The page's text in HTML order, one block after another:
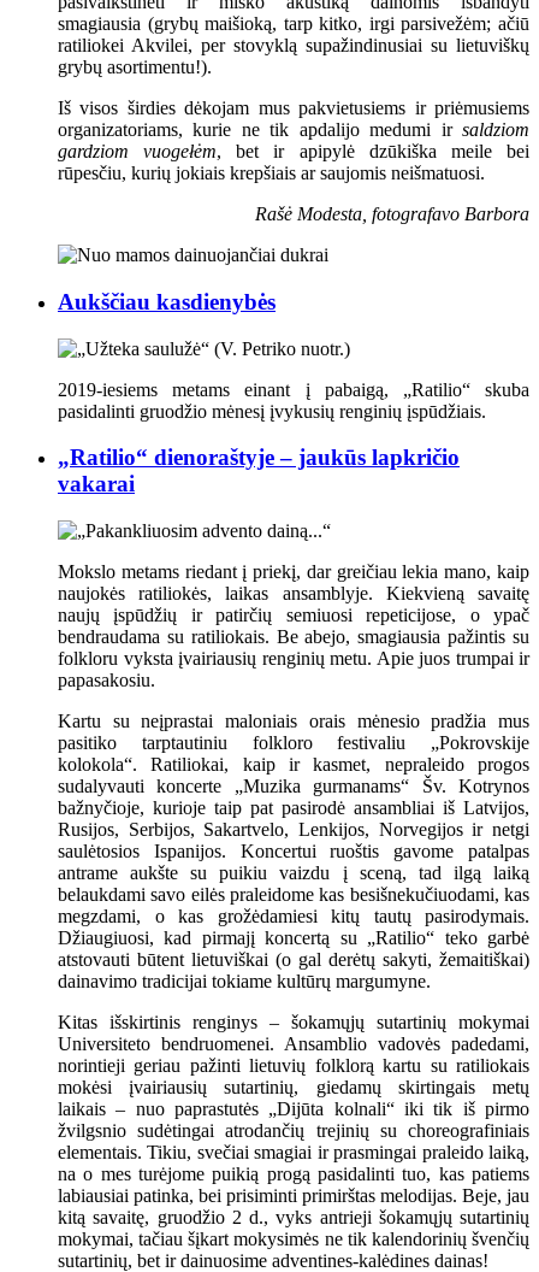
smagiausia (grybų maišioką, tarp kitko, irgi parsivežėm; ačiū
ratiliokei Akvilei, per stovyklą supažindinusiai su lietuviškų
grybų asortimentu!).
Iš visos širdies dėkojam mus pakvietusiems ir priėmusiems
organizatoriams, kurie ne tik apdalijo medumi ir saldziom
gardziom vuogełėm, bet ir apipylė dzūkiška meile bei
rūpesčiu, kurių jokiais krepšiais ar saujomis neišmatuosi.
Rašė Modesta, fotografavo Barbora
Aukščiau kasdienybės
2019-iesiems metams einant į pabaigą, „Ratilio“ skuba
pasidalinti gruodžio mėnesį įvykusių renginių įspūdžiais.
„Ratilio“ dienoraštyje – jaukūs lapkričio
vakarai
Mokslo metams riedant į priekį, dar greičiau lekia mano, kaip
naujokės ratiliokės, laikas ansamblyje. Kiekvieną savaitę
naujų įspūdžių ir patirčių semiuosi repeticijose, o ypač
bendraudama su ratiliokais. Be abejo, smagiausia pažintis su
folkloru vyksta įvairiausių renginių metu. Apie juos trumpai ir
papasakosiu.
Kartu su neįprastai maloniais orais mėnesio pradžia mus
pasitiko tarptautiniu folkloro festivaliu „Pokrovskije
kolokola“. Ratiliokai, kaip ir kasmet, nepraleido progos
sudalyvauti koncerte „Muzika gurmanams“ Šv. Kotrynos
bažnyčioje, kurioje taip pat pasirodė ansambliai iš Latvijos,
Rusijos, Serbijos, Sakartvelo, Lenkijos, Norvegijos ir netgi
saulėtosios Ispanijos. Koncertui ruoštis gavome patalpas
antrame aukšte su puikiu vaizdu į sceną, tad ilgą laiką
belaukdami savo eilės praleidome kas besišnekučiuodami, kas
megzdami, o kas grožėdamiesi kitų tautų pasirodymais.
Džiaugiuosi, kad pirmajį koncertą su „Ratilio“ teko garbė
atstovauti būtent lietuviškai (o gal derėtų sakyti, žemaitiškai)
dainavimo tradicijai tokiame kultūrų margumyne.
Kitas išskirtinis renginys – šokamųjų sutartinių mokymai
Universiteto bendruomenei. Ansamblio vadovės padedami,
norintieji geriau pažinti lietuvių folklorą kartu su ratiliokais
mokėsi įvairiausių sutartinių, giedamų skirtingais metų
laikais – nuo paprastutės „Dijūta kolnali“ iki tik iš pirmo
žvilgsnio sudėtingai atrodančių trejinių su choreografiniais
elementais. Tikiu, svečiai smagiai ir prasmingai praleido laiką,
na o mes turėjome puikią progą pasidalinti tuo, kas patiems
labiausiai patinka, bei prisiminti primirštas melodijas. Beje, jau
kitą savaitę, gruodžio 2 d., vyks antrieji šokamųjų sutartinių
mokymai, tačiau šįkart mokysimės ne tik kalendorinių švenčių
sutartinių, bet ir dainuosime adventines-kalėdines dainas!